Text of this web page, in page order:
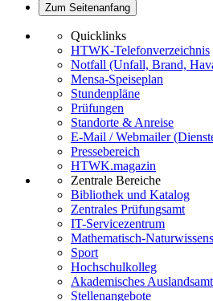
Zum Seitenanfang
Quicklinks
HTWK-Telefonverzeichnis
Notfall (Unfall, Brand,
Mensa-Speiseplan
Stundenpläne
Prüfungen
Standorte & Anreise
E-Mail / Webmailer
Pressebereich
HTWK.magazin
Zentrale Bereiche
Bibliothek und Katalog
Zentrales Prüfungsamt
IT-Servicezentrum
Mathematisch-
Sport
Hochschulkolleg
Akademisches Auslandsamt
Stellenangebote